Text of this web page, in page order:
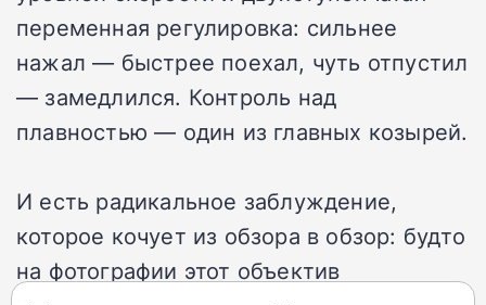
переменная регулировка: сильнее
нажал — быстрее поехал, чуть отпустил
— замедлился. Контроль над
плавностью — один из главных козырей.
И есть радикальное заблуждение,
которое кочует из обзора в обзор: будто
на фотографии этот объектив